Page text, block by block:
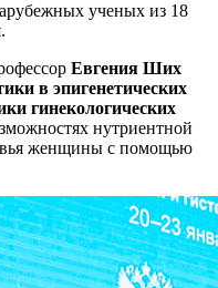
ученых из 18
Евгения Ших
в эпигенетических
гинекологических
нутриентной
женщины с помощью